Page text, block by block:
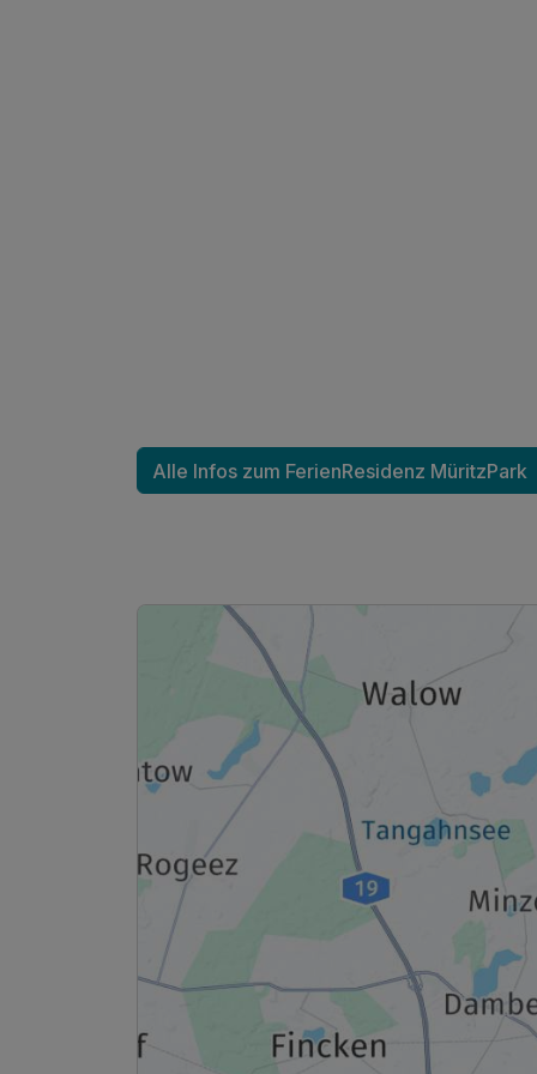
Zusatznächte
Doppelzimmer zur Einzelnutzung
Ausstattung
Alle Infos zum FerienResidenz MüritzPark